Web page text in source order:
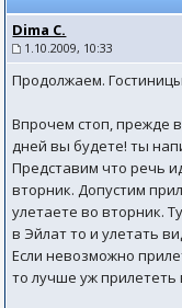
Dima C.
1.10.2009, 10:33
Продолжаем.
Впрочем стоп, прежде
дней вы будете! ты
Представим что речь
вторник. Допустим
улетаете во вторник.
в Эйлат то и улетать
Если невозможно
то лучше уж прилететь